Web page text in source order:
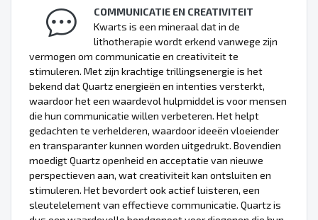
COMMUNICATIE EN CREATIVITEIT
Kwarts is een mineraal dat in de
lithotherapie wordt erkend vanwege zijn
vermogen om communicatie en creativiteit te
stimuleren. Met zijn krachtige trillingsenergie is het
bekend dat Quartz energieën en intenties versterkt,
waardoor het een waardevol hulpmiddel is voor mensen
die hun communicatie willen verbeteren. Het helpt
gedachten te verhelderen, waardoor ideeën vloeiender
en transparanter kunnen worden uitgedrukt. Bovendien
moedigt Quartz openheid en acceptatie van nieuwe
perspectieven aan, wat creativiteit kan ontsluiten en
stimuleren. Het bevordert ook actief luisteren, een
sleutelelement van effectieve communicatie. Quartz is